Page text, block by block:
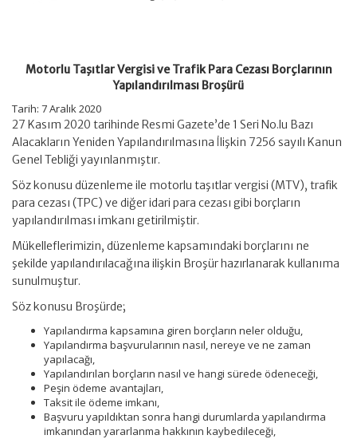
Motorlu Taşıtlar Vergisi ve Trafik Para Cezası Borçlarının
Yapılandırılması Broşürü
Tarih: 7 Aralık 2020
27 Kasım 2020 tarihinde Resmi Gazete’de 1 Seri No.lu Bazı
Alacakların Yeniden Yapılandırılmasına İlişkin 7256 sayılı Kanun
Genel Tebliği yayınlanmıştır.
Söz konusu düzenleme ile motorlu taşıtlar vergisi (MTV), trafik
para cezası (TPC) ve diğer idari para cezası gibi borçların
yapılandırılması imkanı getirilmiştir.
Mükelleflerimizin, düzenleme kapsamındaki borçlarını ne
şekilde yapılandırılacağına ilişkin Broşür hazırlanarak kullanıma
sunulmuştur.
Söz konusu Broşürde;
Yapılandırma kapsamına giren borçların neler olduğu,
Yapılandırma başvurularının nasıl, nereye ve ne zaman
yapılacağı,
Yapılandırılan borçların nasıl ve hangi sürede ödeneceği,
Peşin ödeme avantajları,
Taksit ile ödeme imkanı,
Başvuru yapıldıktan sonra hangi durumlarda yapılandırma
imkanından yararlanma hakkının kaybedileceği,